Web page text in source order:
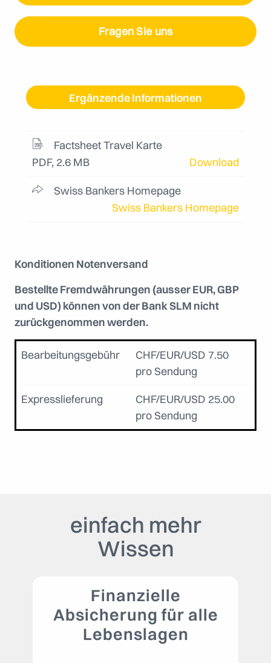
Fragen Sie uns
Ergänzende Informationen
Factsheet Travel Karte
PDF, 2.6 MB
Download
Swiss Bankers Homepage
Swiss Bankers Homepage
Konditionen Notenversand
Bestellte Fremdwährungen (ausser EUR, GBP
und USD) können von der Bank SLM nicht
zurückgenommen werden.
Bearbeitungsgebühr
CHF/EUR/USD 7.50
pro Sendung
Expresslieferung
CHF/EUR/USD 25.00
pro Sendung
einfach mehr
Wissen
Finanzielle
Absicherung für alle
Lebenslagen